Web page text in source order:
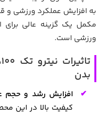
به افزایش عملکرد ورزشی
مکمل یک گزینه عالی برای
ورزشی است.
بدن
افزایش رشد و حجم
کیفیت بالا در این